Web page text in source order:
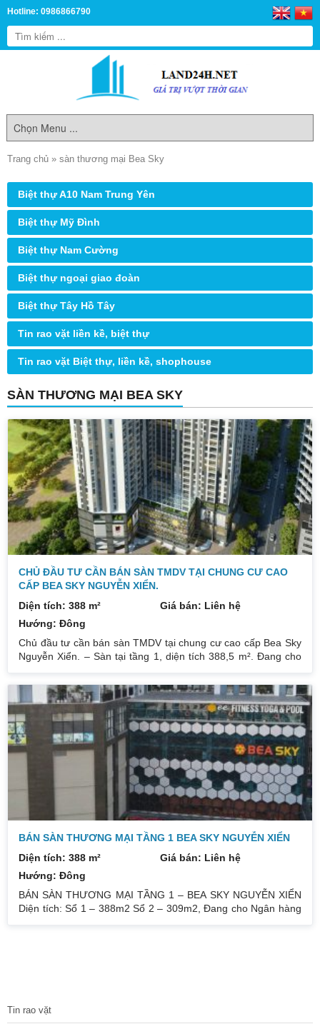
Hotline: 0986866790
Trang chủ » sàn thương mại Bea Sky
Biệt thự A10 Nam Trung Yên
Biệt thự Mỹ Đình
Biệt thự Nam Cường
Biệt thự ngoại giao đoàn
Biệt thự Tây Hồ Tây
Tin rao vặt liền kề, biệt thự
Tin rao vặt Biệt thự, liền kề, shophouse
SÀN THƯƠNG MẠI BEA SKY
CHỦ ĐẦU TƯ CẦN BÁN SÀN TMDV TẠI CHUNG CƯ CAO
CẤP BEA SKY NGUYỄN XIỂN.
Diện tích: 388 m²
Giá bán: Liên hệ
Hướng: Đông
Chủ đầu tư cần bán sàn TMDV tại chung cư cao cấp Bea Sky
Nguyễn Xiển. – Sàn tại tầng 1, diện tích 388,5 m². Đang cho
01/06/2022, thanh toán 1 năm/lần (tương đương 2.2 tỷ/lần). –
Sàn tại tầng 1, diện tích 312,71m². Hợp đồng thuê còn 3 năm
từ 01/04/2021, tiền thuê 74tr/tháng. – Sàn tại tầng 5, diện tích
sổ: 852,93m². Giá bán: 30tr/m². Đang cho thuê Fitness
150tr/tháng. Quý khách liên hệ : 0832133366
BÁN SÀN THƯƠNG MẠI TẦNG 1 BEA SKY NGUYỄN XIỂN
Diện tích: 388 m²
Giá bán: Liên hệ
Hướng: Đông
BÁN SÀN THƯƠNG MẠI TẦNG 1 – BEA SKY NGUYỄN XIỂN
Diện tích: Sổ 1 – 388m2 Sổ 2 – 309m2, Đang cho Ngân hàng
Tin rao vặt